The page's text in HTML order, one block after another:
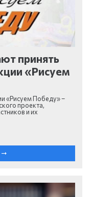
принять
«Рисуем
«Рисуем Победу» –
проекта,
и их